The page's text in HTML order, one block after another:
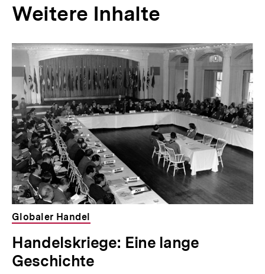
Weitere Inhalte
Inhaltskarousell
weitere
Inhalte
Inhaltskarussell
überspringen
Globaler Handel
Handelskriege: Eine lange
Geschichte